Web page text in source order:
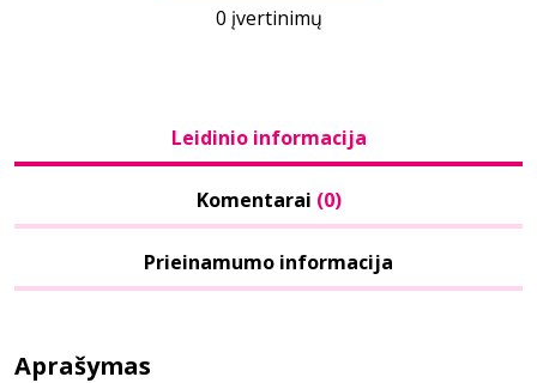
0 įvertinimų
Leidinio informacija
Komentarai (0)
Prieinamumo informacija
Aprašymas